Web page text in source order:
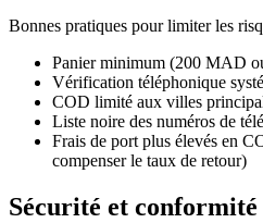
Bonnes pratiques pour limiter les
Panier minimum (200 MAD
Vérification téléphonique
COD limité aux villes
Liste noire des numéros de
Frais de port plus élevés en
compenser le taux de retour)
Sécurité et conformité